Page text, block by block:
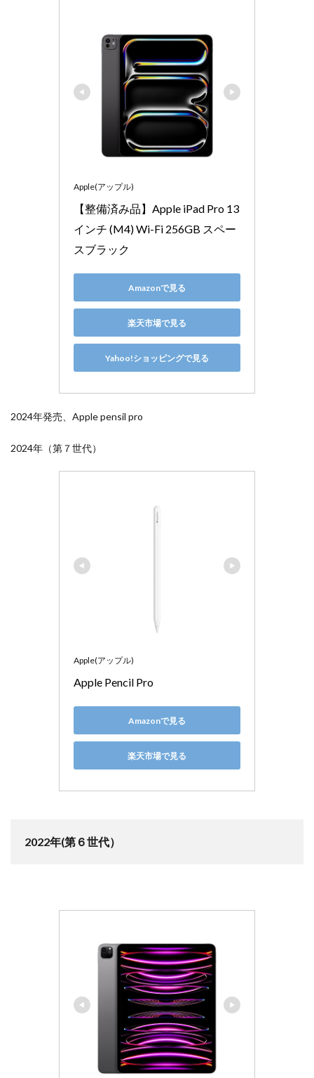
Apple(アップル)
【整備済み品】Apple iPad Pro 13
インチ (M4) Wi-Fi 256GB スペー
スブラック
Amazonで見る
楽天市場で見る
Yahoo!ショッピングで見る
2024年発売、Apple pensil pro
2024年（第７世代）
Apple(アップル)
Apple Pencil Pro
Amazonで見る
楽天市場で見る
2022年(第６世代）